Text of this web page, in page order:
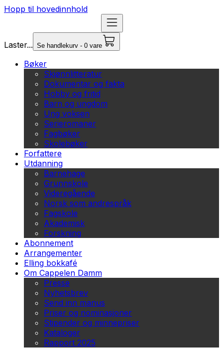
Hopp til hovedinnhold
Laster... Se handlekurv - 0 vare
Bøker
Skjønnlitteratur
Dokumentar og fakta
Hobby og fritid
Barn og ungdom
Ung voksen
Serieromaner
Fagbøker
Skolebøker
Forfattere
Utdanning
Barnehage
Grunnskole
Videregående
Norsk som andrespråk
Fagskole
Akademisk
Forskning
Abonnement
Arrangementer
Elling bokkafé
Om Cappelen Damm
Presse
Nyhetsbrev
Send inn manus
Priser og nominasjoner
Stipender og minnepriser
Kataloger
Rapport 2025